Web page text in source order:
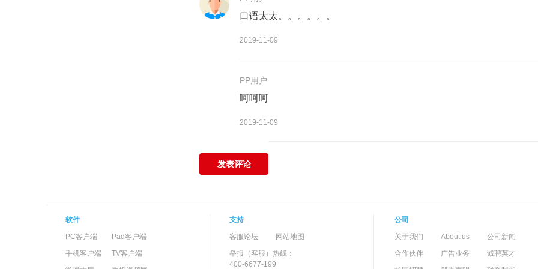
口语太太。。。。。。
2019-11-09
PP用户
呵呵呵
2019-11-09
发表评论
软件
PC客户端
Pad客户端
手机客户端
TV客户端
支持
客服论坛
网站地图
举报（客服）热线：
400-6677-199
公司
关于我们
About us
公司新闻
合作伙伴
广告业务
诚聘英才